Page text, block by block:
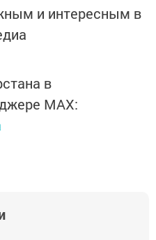
и интересным в
в
MАХ: